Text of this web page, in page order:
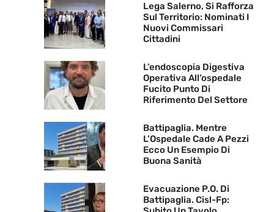
Lega Salerno, Si Rafforza
Sul Territorio: Nominati I
Nuovi Commissari
Cittadini
L’endoscopia Digestiva
Operativa All’ospedale
Fucito Punto Di
Riferimento Del Settore
Battipaglia. Mentre
L’Ospedale Cade A Pezzi
Ecco Un Esempio Di
Buona Sanità
Evacuazione P.O. Di
Battipaglia. Cisl-Fp: